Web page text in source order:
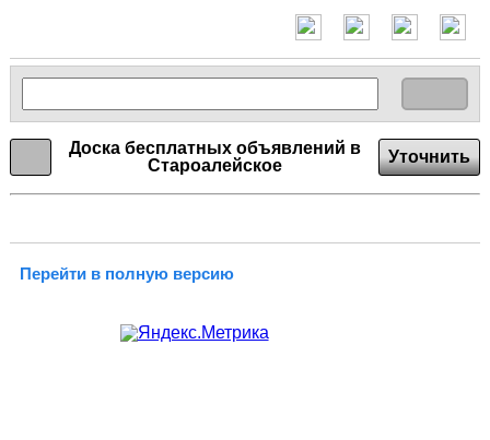
Доска бесплатных объявлений в
Староалейское
Уточнить
Перейти в полную версию